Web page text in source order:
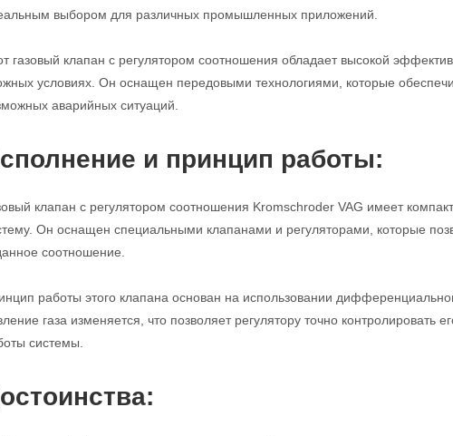
выбором для различных промышленных приложений.
газовый клапан с регулятором соотношения обладает высокой
условиях. Он оснащен передовыми технологиями, которые
аварийных ситуаций.
и принцип работы:
клапан с регулятором соотношения Kromschroder VAG имеет
Он оснащен специальными клапанами и регуляторами, которые
соотношение.
работы этого клапана основан на использовании
газа изменяется, что позволяет регулятору точно контролировать
системы.